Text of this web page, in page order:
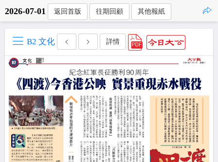
2026-07-01 返回首版 往期回顧 其他報紙
B2 文化 詳情